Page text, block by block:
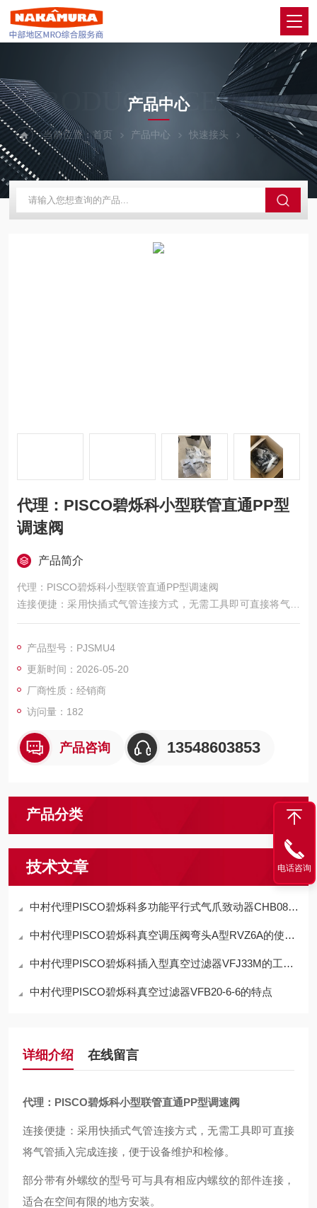
PRODUCTS CENTER
产品中心
当前位置：首页 产品中心 快速接头 PISCO碧烁科
代理：PISCO碧烁科小型联管直通PP型
调速阀
产品简介
代理：PISCO碧烁科小型联管直通PP型调速阀
连接便捷：采用快插式气管连接方式，无需工具即可直接将气管
插入完成连接，便于设备维护和检修。
空间有限的地方安装。
产品型号：PJSMU4
更新时间：2026-05-20
厂商性质：经销商
访问量：182
产品咨询 13548603853
产品分类
技术文章
中村代理PISCO碧烁科多功能平行式气爪致动器CHB08-D特点
中村代理PISCO碧烁科真空调压阀弯头A型RVZ6A的使用方法
中村代理PISCO碧烁科插入型真空过滤器VFJ33M的工作原理
中村代理PISCO碧烁科真空过滤器VFB20-6-6的特点
详细介绍 在线留言
代理：PISCO碧烁科小型联管直通PP型调速阀
连接便捷：采用快插式气管连接方式，无需工具即可直接
将气管插入完成连接，便于设备维护和检修。
部分带有外螺纹的型号可与具有相应内螺纹的部件连接，
适合在空间有限的地方安装。
电话咨询